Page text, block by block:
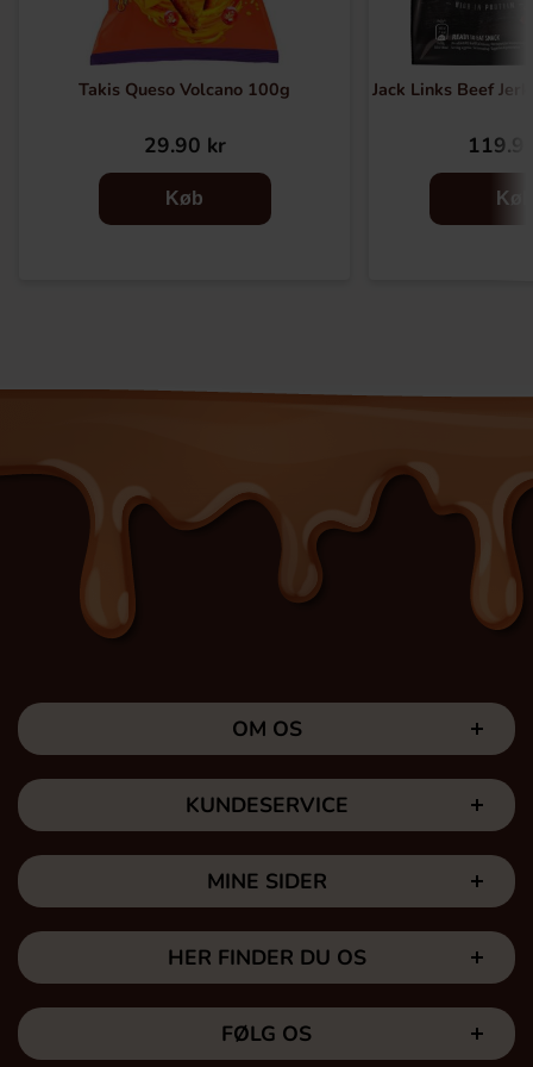
Takis Queso Volcano 100g
29.90 kr
Køb
Jack Links Beef
Køb
OM OS
KUNDESERVICE
MINE SIDER
HER FINDER DU OS
FØLG OS